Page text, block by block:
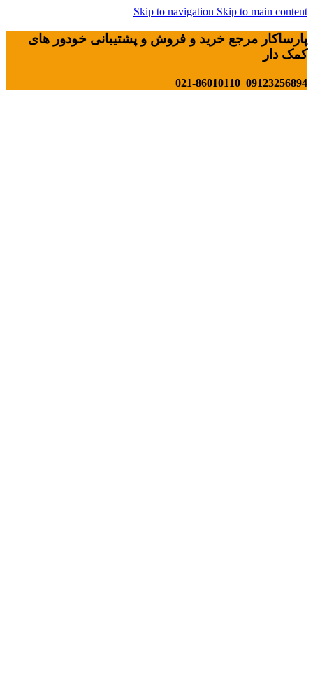
Skip to navigation Skip to main content
پارساکار مرجع خرید و فروش و پشتیبانی خودور های
کمک دار
09123256894 021-86010110